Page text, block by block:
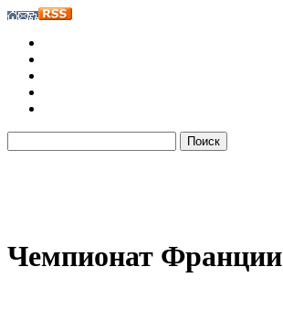
Чемпионат